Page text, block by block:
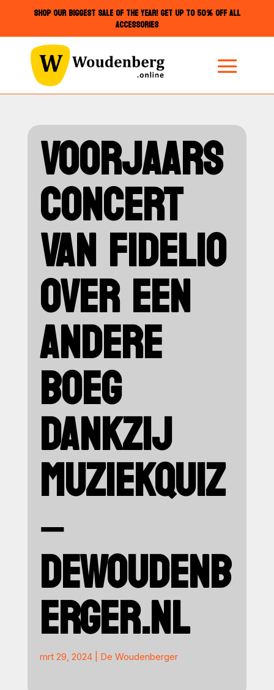
SHOP OUR BIGGEST SALE OF THE YEAR! GET UP TO 50% OFF ALL
ACCESSORIES
VOORJAARS
CONCERT
VAN FIDELIO
OVER EEN
ANDERE
BOEG
DANKZIJ
MUZIEKQUIZ
–
DEWOUDENB
ERGER.NL
mrt 29, 2024| De Woudenberger